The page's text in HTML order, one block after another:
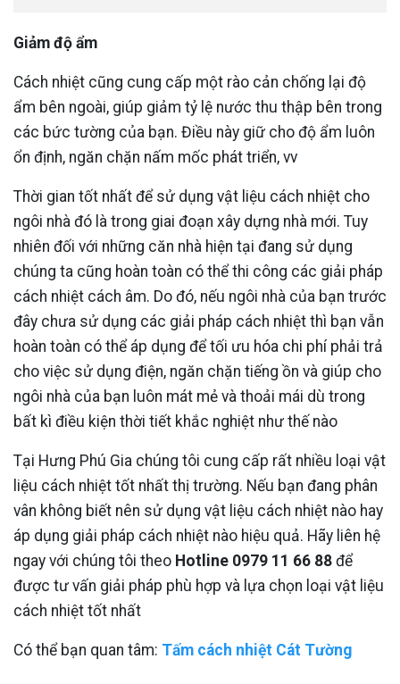
Giảm độ ẩm
Cách nhiệt cũng cung cấp một rào cản chống lại độ
ẩm bên ngoài, giúp giảm tỷ lệ nước thu thập bên trong
các bức tường của bạn. Điều này giữ cho độ ẩm luôn
ổn định, ngăn chặn nấm mốc phát triển, vv
Thời gian tốt nhất để sử dụng vật liệu cách nhiệt cho
ngôi nhà đó là trong giai đoạn xây dựng nhà mới. Tuy
nhiên đối với những căn nhà hiện tại đang sử dụng
chúng ta cũng hoàn toàn có thể thi công các giải pháp
cách nhiệt cách âm. Do đó, nếu ngôi nhà của bạn trước
đây chưa sử dụng các giải pháp cách nhiệt thì bạn vẫn
hoàn toàn có thể áp dụng để tối ưu hóa chi phí phải trả
cho việc sử dụng điện, ngăn chặn tiếng ồn và giúp cho
ngôi nhà của bạn luôn mát mẻ và thoải mái dù trong
bất kì điều kiện thời tiết khắc nghiệt như thế nào
Tại Hưng Phú Gia chúng tôi cung cấp rất nhiều loại vật
liệu cách nhiệt tốt nhất thị trường. Nếu bạn đang phân
vân không biết nên sử dụng vật liệu cách nhiệt nào hay
áp dụng giải pháp cách nhiệt nào hiệu quả. Hãy liên hệ
ngay với chúng tôi theo Hotline 0979 11 66 88 để
được tư vấn giải pháp phù hợp và lựa chọn loại vật liệu
cách nhiệt tốt nhất
Có thể bạn quan tâm: Tấm cách nhiệt Cát Tường